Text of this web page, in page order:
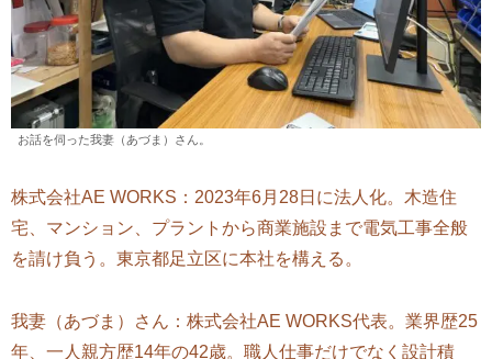
お話を伺った我妻（あづま）さん。
株式会社AE WORKS：2023年6月28日に法人化。木造住
宅、マンション、プラントから商業施設まで電気工事全般
を請け負う。東京都足立区に本社を構える。
我妻（あづま）さん：株式会社AE WORKS代表。業界歴25
年、一人親方歴14年の42歳。職人仕事だけでなく設計積